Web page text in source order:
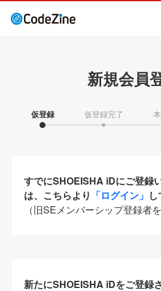
新規会員
仮登録 仮登録完了
すでにSHOEISHA iDにご登録
は、こちらより 「ログイン」
（旧SEメンバーシップ登録者を
新たにSHOEISHA iDをご登録